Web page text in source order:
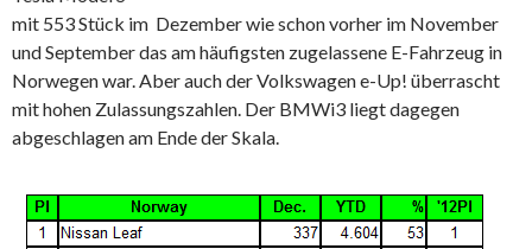
mit 553 Stück im Dezember wie schon vorher im November
und September das am häufigsten zugelassene E-Fahrzeug in
Norwegen war. Aber auch der Volkswagen e-Up! überrascht
mit hohen Zulassungszahlen. Der BMWi3 liegt dagegen
abgeschlagen am Ende der Skala.